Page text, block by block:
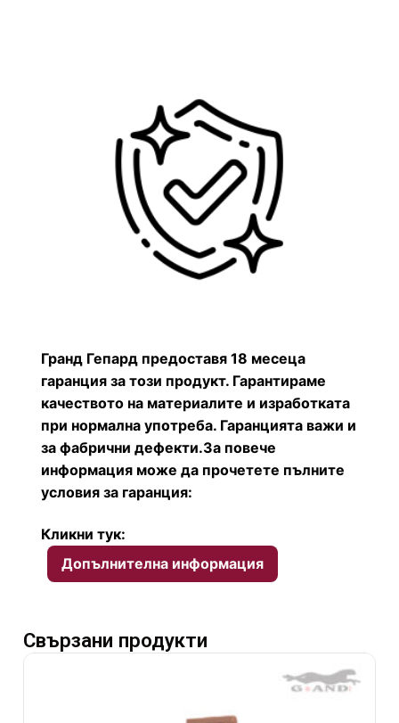
Гранд Гепард предоставя 18 месеца
гаранция за този продукт. Гарантираме
качеството на материалите и изработката
при нормална употреба. Гаранцията важи и
за фабрични дефекти.За повече
информация може да прочетете пълните
условия за гаранция:
Кликни тук:
Допълнителна информация
Свързани продукти